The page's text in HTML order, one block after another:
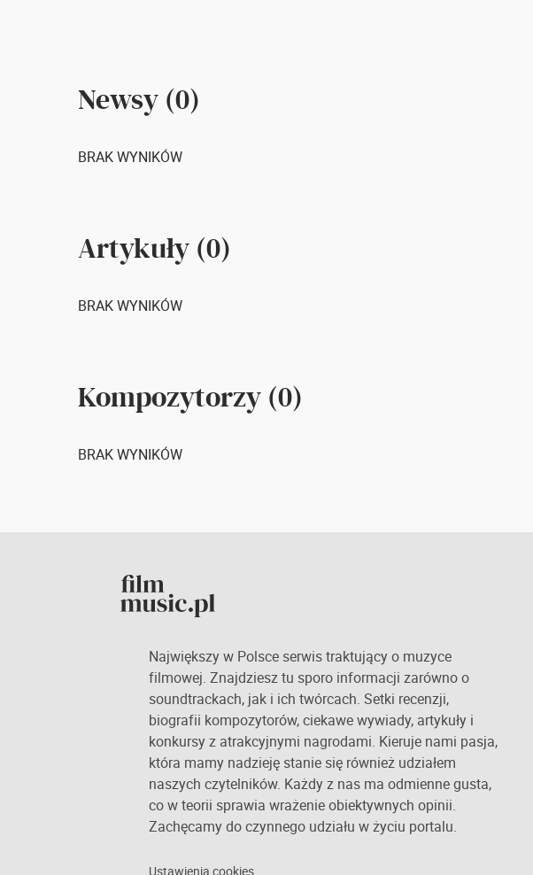
Newsy (0)
BRAK WYNIKÓW
Artykuły (0)
BRAK WYNIKÓW
Kompozytorzy (0)
BRAK WYNIKÓW
Największy w Polsce serwis traktujący o muzyce
filmowej. Znajdziesz tu sporo informacji zarówno o
soundtrackach, jak i ich twórcach. Setki recenzji,
biografii kompozytorów, ciekawe wywiady, artykuły i
konkursy z atrakcyjnymi nagrodami. Kieruje nami pasja,
która mamy nadzieję stanie się również udziałem
naszych czytelników. Każdy z nas ma odmienne gusta,
co w teorii sprawia wrażenie obiektywnych opinii.
Zachęcamy do czynnego udziału w życiu portalu.
Ustawienia cookies